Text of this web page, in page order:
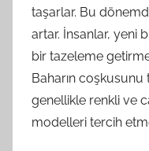
taşarlar. Bu
artar. İnsanlar, yeni
bir tazeleme
Baharın coşkusunu
genellikle renkli ve
modelleri tercih